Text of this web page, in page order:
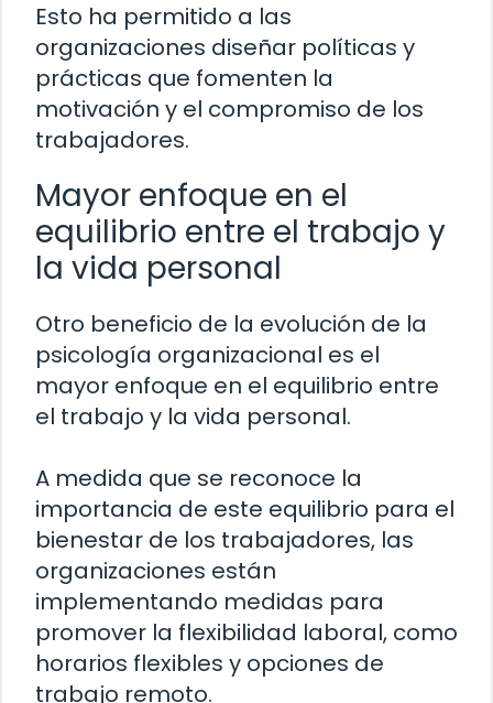
Esto ha permitido a las
organizaciones diseñar políticas y
prácticas que fomenten la
motivación y el compromiso de los
trabajadores.
Mayor enfoque en el
equilibrio entre el trabajo y
la vida personal
Otro beneficio de la evolución de la
psicología organizacional es el
mayor enfoque en el equilibrio entre
el trabajo y la vida personal.
A medida que se reconoce la
importancia de este equilibrio para el
bienestar de los trabajadores, las
organizaciones están
implementando medidas para
promover la flexibilidad laboral, como
horarios flexibles y opciones de
trabajo remoto.